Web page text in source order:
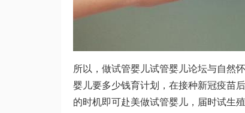
所以，做试管婴儿试管婴儿论坛与自然
婴儿要多少钱育计划，在接种新冠疫苗
的时机即可赴美做试管婴儿，届时试生